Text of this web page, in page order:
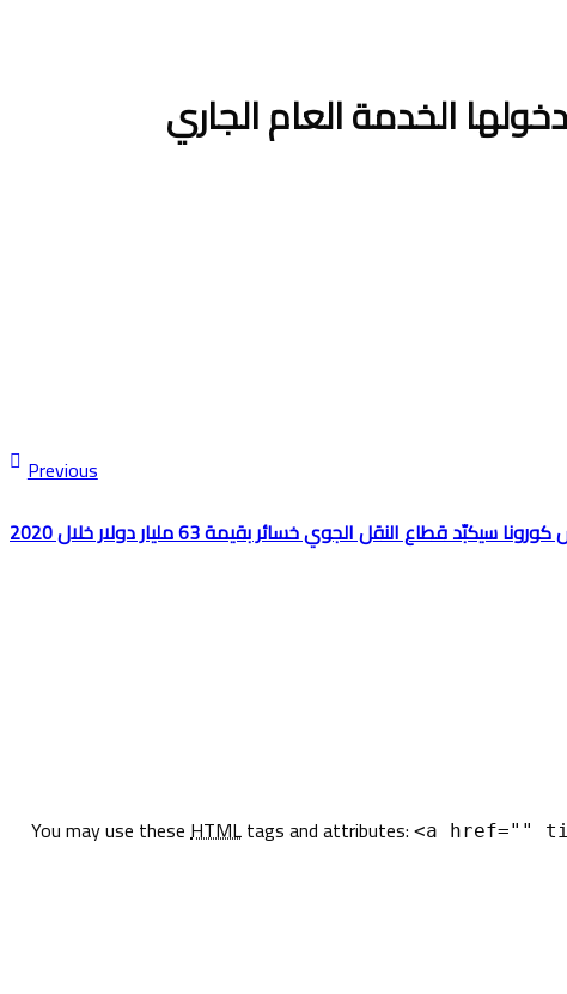
Previous
سيكبّد قطاع النقل الجوي خسائر بقيمة 63 مليار دولار خلال 2020
You may use theseHTMLtags and attributes: <a href=""